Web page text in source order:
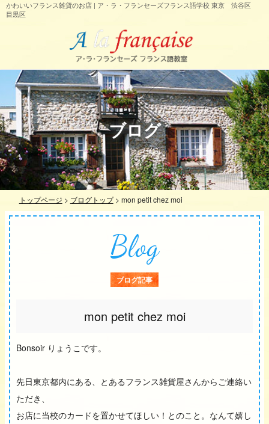
かわいいフランス雑貨のお店 | ア・ラ・フランセーズフランス語学校 東京 渋谷区
目黒区
ブログ
トップページ > ブログトップ> mon petit chez moi
Blog
ブログ記事
mon petit chez moi
Bonsoir りょうこです。
先日東京都内にある、とあるフランス雑貨屋さんからご連絡い
ただき、
お店に当校のカードを置かせてほしい！とのこと。なんて嬉し